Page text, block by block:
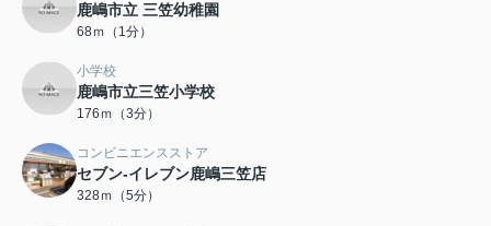
鹿嶋市立 三笠幼稚園
68ｍ（1分）
小学校
鹿嶋市立三笠小学校
176ｍ（3分）
コンビニエンスストア
セブン-イレブン鹿嶋三笠店
328ｍ（5分）